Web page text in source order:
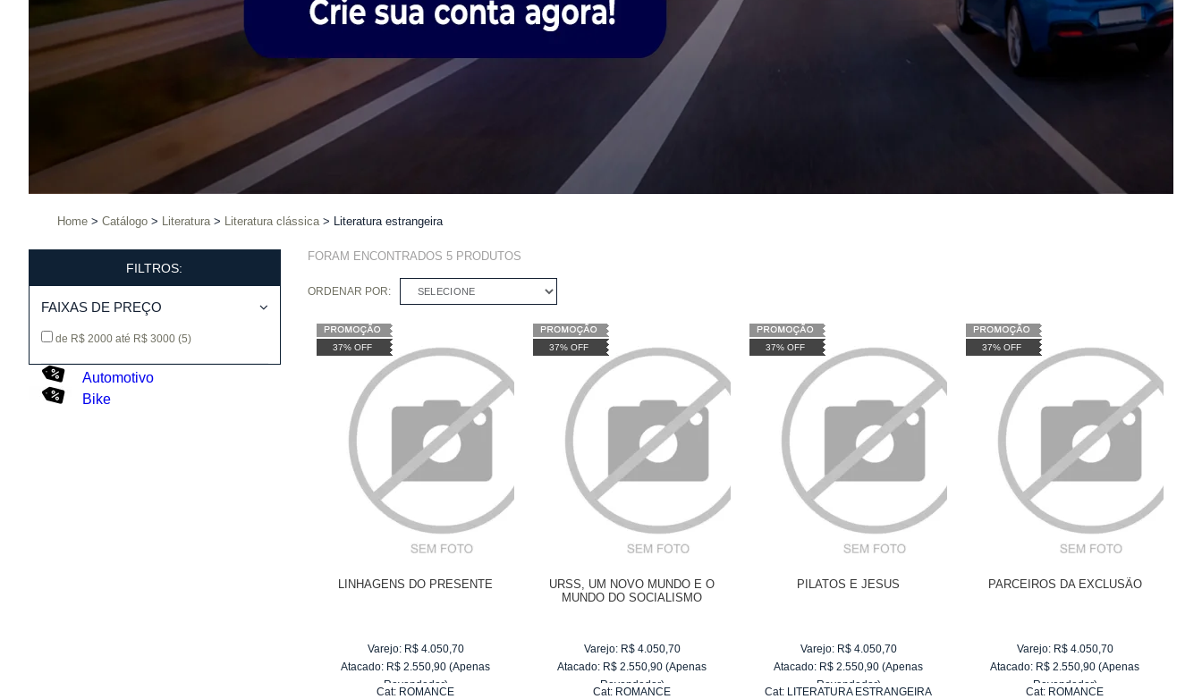
Home Catálogo Literatura Literatura clássica Literatura estrangeira
FILTROS:
FAIXAS DE PREÇO
de R$ 2000 até R$ 3000 (5)
Automotivo
Bike
FORAM ENCONTRADOS 5PRODUTOS
ORDENAR POR: SELECIONE
37% OFF
LINHAGENS DO PRESENTE
Varejo: R$ 4.050,70
Atacado: R$ 2.550,90 (Apenas
Revendedor)
Cat: ROMANCE
37% OFF
URSS, UM NOVO MUNDO E O
MUNDO DO SOCIALISMO
Varejo: R$ 4.050,70
Atacado: R$ 2.550,90 (Apenas
Revendedor)
Cat: ROMANCE
37% OFF
PILATOS E JESUS
Varejo: R$ 4.050,70
Atacado: R$ 2.550,90 (Apenas
Revendedor)
Cat: LITERATURA ESTRANGEIRA
37% OFF
PARCEIROS DA EXCLUSÃO
Varejo: R$ 4.050,70
Atacado: R$ 2.550,90 (Apenas
Revendedor)
Cat: ROMANCE